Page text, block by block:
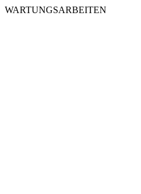
WARTUNGSARBEITEN